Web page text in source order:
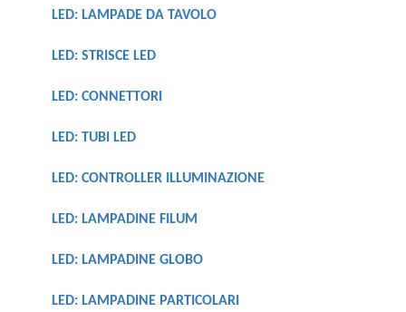
LED: LAMPADE DA TAVOLO
LED: STRISCE LED
LED: CONNETTORI
LED: TUBI LED
LED: CONTROLLER ILLUMINAZIONE
LED: LAMPADINE FILUM
LED: LAMPADINE GLOBO
LED: LAMPADINE PARTICOLARI